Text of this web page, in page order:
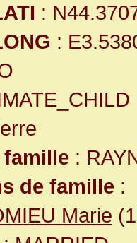
:
:
famille :
de famille :
Marie